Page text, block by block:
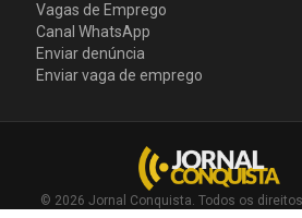
Vagas de Emprego
Canal WhatsApp
Enviar denúncia
Enviar vaga de emprego
© 2026 Jornal Conquista. Todos os